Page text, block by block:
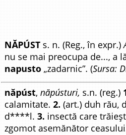
NĂPÚST s. n. (Reg., în expr.)
nu se mai preocupa de..., a
napusto „zadarnic”. (Sursa:
năpúst,năpústuri, s.n. (reg.)
calamitate.2. (art.) duh rău,
d****l.3. insectă care
zgomot asemănător